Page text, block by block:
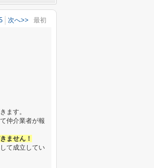
次へ>> 最初
ます。
仲介業者が報
ません！
て成立してい